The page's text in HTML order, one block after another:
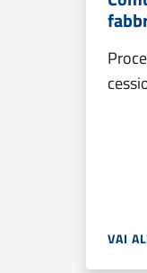
VAI